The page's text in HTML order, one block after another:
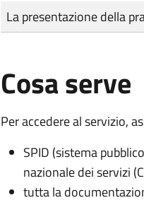
Tipo di pagamento
Importo
La presentazione della
Cosa serve
Per accedere al servizio,
SPID (sistema
nazionale dei servizi
tutta la